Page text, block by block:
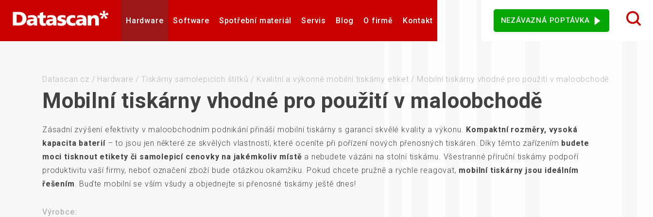
Hardware Software Spotřební materiál Servis Blog O firmě Kontakt
Tiskárny plastových karet Stacionární snímače Aplikátory etiket Systémy strojového vidění Senzory
Bezdrátové sítě
NEZÁVAZNÁ POPTÁVKA
Datascan.cz / Hardware / Tiskárny samolepicích štítků / Kvalitní a výkonné mobilní tiskárny etiket / Mobilní tiskárny vhodné pro použití v maloobchodě
Mobilní tiskárny vhodné pro použití v maloobchodě
Zásadní zvýšení efektivity v maloobchodním podnikání přináší mobilní tiskárny s garancí skvělé kvality a výkonu. Kompaktní rozměry, vysoká
kapacita baterií– to jsou jen některé ze skvělých vlastností, které oceníte při pořízení nových přenosných tiskáren. Díky těmto zařízením budete
moci tisknout etikety či samolepicí cenovky na jakémkoliv místě a nebudete vázáni na stolní tiskárnu. Všestranné příruční tiskárny podpoří
produktivitu vaší firmy, neboť označení zboží bude otázkou okamžiku. Pokud chcete pružně a rychle reagovat, mobilní tiskárny jsou ideálním
řešením. Buďte mobilní se vším všudy a objednejte si přenosné tiskárny ještě dnes!
Výrobce: